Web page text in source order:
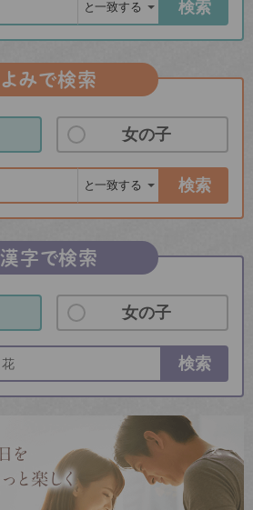
検索
よみで検索
女の子
検索
漢字で検索
女の子
検索